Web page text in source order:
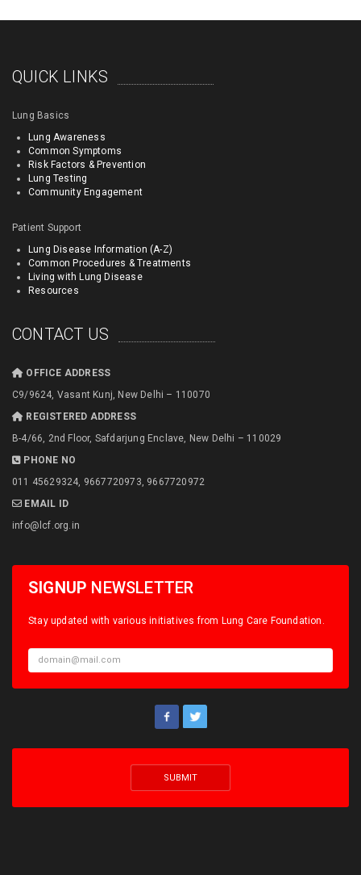
QUICK LINKS
Lung Basics
Lung Awareness
Common Symptoms
Risk Factors & Prevention
Lung Testing
Community Engagement
Patient Support
Lung Disease Information (A-Z)
Common Procedures & Treatments
Living with Lung Disease
Resources
CONTACT US
OFFICE ADDRESS
C9/9624, Vasant Kunj, New Delhi – 110070
REGISTERED ADDRESS
B-4/66, 2nd Floor, Safdarjung Enclave, New Delhi – 110029
PHONE NO
011 45629324, 9667720973, 9667720972
EMAIL ID
info@lcf.org.in
SIGNUP NEWSLETTER
Stay updated with various initiatives from Lung Care Foundation.